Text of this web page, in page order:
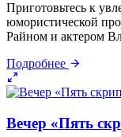
Приготовьтесь к
юмористической
Райном и актером
Подробнее
Вечер «Пять